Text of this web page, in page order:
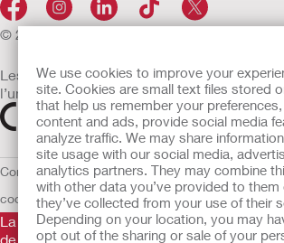
We use cookies to improve your
site. Cookies are small text files stored
that help us remember your
content and ads, provide social media
analyze traffic. We may share
site usage with our social media,
analytics partners. They may combine
with other data you’ve provided to them
they’ve collected from your use of their
Depending on your location, you may
opt out of the sharing or sale of your
© 2026 Hollister Incorporated
Les dispositifs médicaux vendus dans
l’un des symboles suivants selon le besoin
Conditions d'utilisationPolitique de confidentialité
cookies UE Avis au Dénonciateur
La Gamme de produits Hollister
de dispositifs d’appareillage d’une stomie